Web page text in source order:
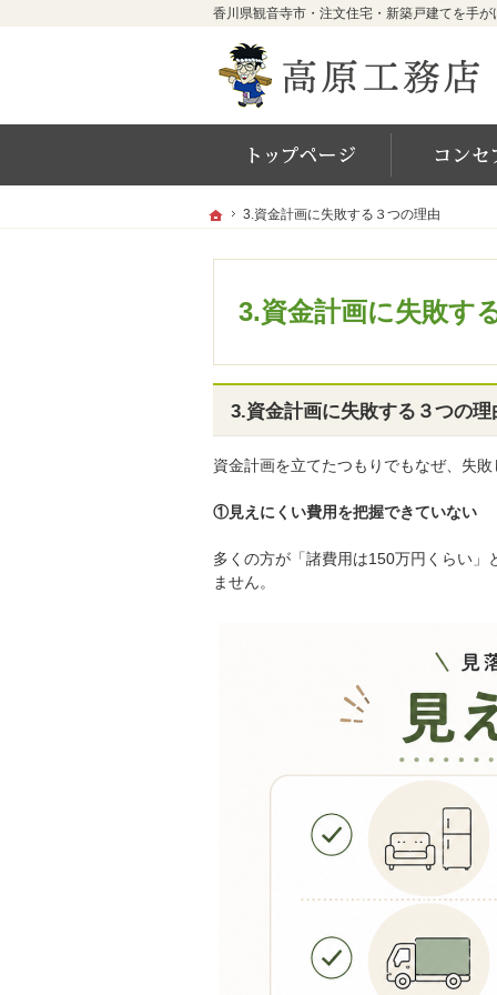
ホーム
3.資金計画に失敗する３つの理由
3.資金計画に失敗す
3.資金計画に失敗する３つの理
資金計画を立てたつもりでもなぜ、失
①見えにくい費用を把握できていない
多くの方が「諸費用は150万円くらい
ません。
ホーム
3.資金計画に失敗する３つの理由